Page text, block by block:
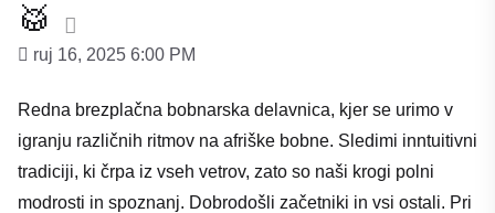
🥁
ruj 16, 2025 6:00 PM
Redna brezplačna bobnarska delavnica, kjer se urimo v
igranju različnih ritmov na afriške bobne. Sledimi inntuitivni
tradiciji, ki črpa iz vseh vetrov, zato so naši krogi polni
modrosti in spoznanj. Dobrodošli začetniki in vsi ostali. Pri